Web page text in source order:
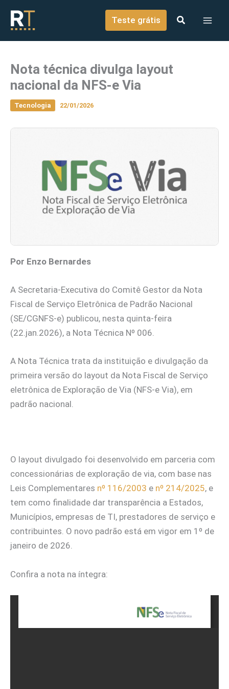
conteúdo
Teste grátis
Nota técnica divulga layout
nacional da NFS-e Via
Tecnologia 22/01/2026
Por Enzo Bernardes
A Secretaria-Executiva do Comitê Gestor da Nota
Fiscal de Serviço Eletrônica de Padrão Nacional
(SE/CGNFS-e) publicou, nesta quinta-feira
(22.jan.2026), a Nota Técnica Nº 006.
A Nota Técnica trata da instituição e divulgação da
primeira versão do layout da Nota Fiscal de Serviço
eletrônica de Exploração de Via (NFS-e Via), em
padrão nacional.
O layout divulgado foi desenvolvido em parceria com
concessionárias de exploração de via, com base nas
Leis Complementares nº 116/2003 e nº 214/2025, e
tem como finalidade dar transparência a Estados,
Municípios, empresas de TI, prestadores de serviço e
contribuintes. O novo padrão está em vigor em 1º de
janeiro de 2026.
Confira a nota na íntegra: